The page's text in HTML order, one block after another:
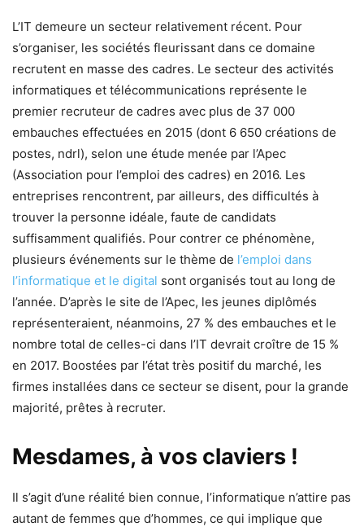
L’IT demeure un secteur relativement récent. Pour
s’organiser, les sociétés fleurissant dans ce domaine
recrutent en masse des cadres. Le secteur des activités
informatiques et télécommunications représente le
premier recruteur de cadres avec plus de 37 000
embauches effectuées en 2015 (dont 6 650 créations de
postes, ndrl), selon une étude menée par l’Apec
(Association pour l’emploi des cadres) en 2016. Les
entreprises rencontrent, par ailleurs, des difficultés à
trouver la personne idéale, faute de candidats
suffisamment qualifiés. Pour contrer ce phénomène,
plusieurs événements sur le thème de l’emploi dans
l’informatique et le digital sont organisés tout au long de
l’année. D’après le site de l’Apec, les jeunes diplômés
représenteraient, néanmoins, 27 % des embauches et le
nombre total de celles-ci dans l’IT devrait croître de 15 %
en 2017. Boostées par l’état très positif du marché, les
firmes installées dans ce secteur se disent, pour la grande
majorité, prêtes à recruter.
Mesdames, à vos claviers !
Il s’agit d’une réalité bien connue, l’informatique n’attire pas
autant de femmes que d’hommes, ce qui implique que